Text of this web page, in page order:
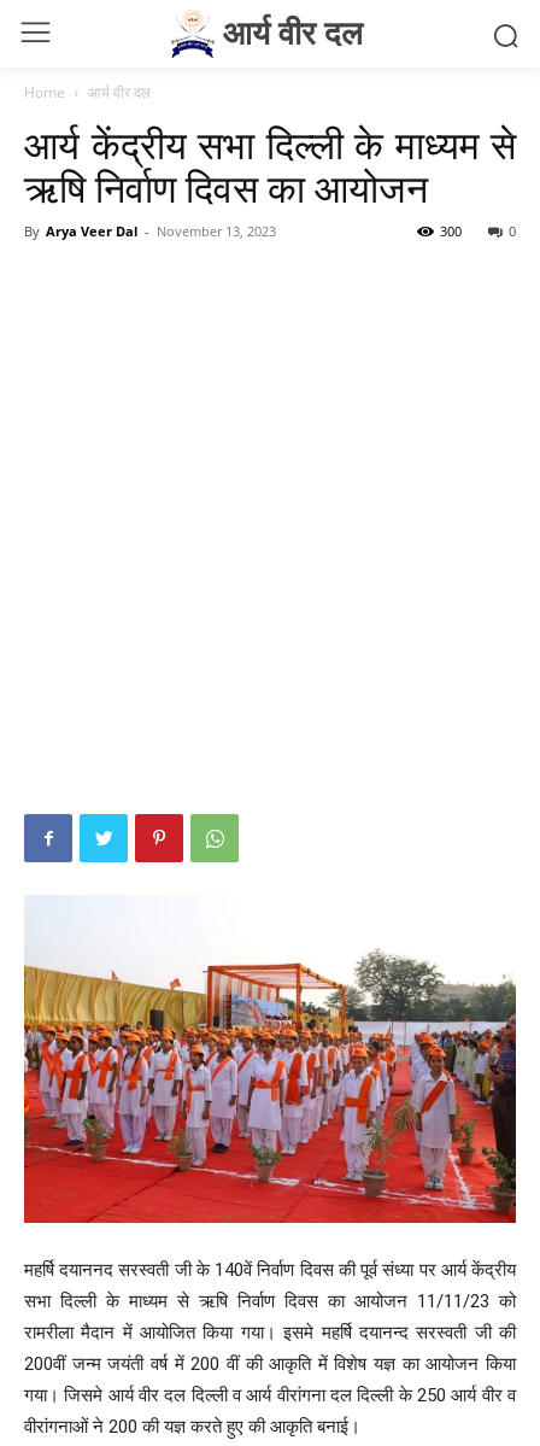
आर्य वीर दल
Home आर्य वीर दल
आर्य केंद्रीय सभा दिल्ली के माध्यम से
ऋषि निर्वाण दिवस का आयोजन
By Arya Veer Dal - November 13, 2023 0
300
महर्षि दयाननद सरस्वती जी के 140वें निर्वाण दिवस की पूर्व संध्या पर आर्य केंद्रीय
सभा दिल्ली के माध्यम से ऋषि निर्वाण दिवस का आयोजन 11/11/23 को
रामरीला मैदान में आयोजित किया गया। इसमे महर्षि दयानन्द सरस्वती जी की
200वीं जन्म जयंती वर्ष में 200 वीं की आकृति में विशेष यज्ञ का आयोजन किया
गया। जिसमे आर्य वीर दल दिल्ली व आर्य वीरांगना दल दिल्ली के 250 आर्य वीर व
वीरांगनाओं ने 200 की यज्ञ करते हुए की आकृति बनाई।